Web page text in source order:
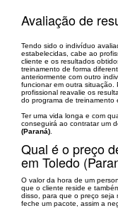
Avaliação de
Tendo sido o indivíduo
estabelecidas, cabe ao
cliente e os resultados
treinamento de forma
anteriormente com outro
funcionar em outra situação.
profissional reavalie os
do programa de treinamento
Ter uma vida longa e com
conseguirá ao contratar um
(Paraná)
Qual é o preço
em Toledo
O valor da hora de um
que o cliente reside e
disso, para que o preço seja
feche um pacote, assim a